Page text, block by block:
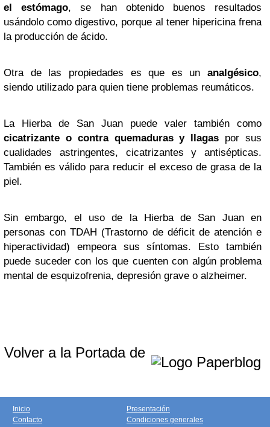
el estómago, se han obtenido buenos resultados
usándolo como digestivo, porque al tener hipericina frena
la producción de ácido.
Otra de las propiedades es que es un analgésico,
siendo utilizado para quien tiene problemas reumáticos.
La Hierba de San Juan puede valer también como
cicatrizante o contra quemaduras y llagas por sus
cualidades astringentes, cicatrizantes y antisépticas.
También es válido para reducir el exceso de grasa de la
piel.
Sin embargo, el uso de la Hierba de San Juan en
personas con TDAH (Trastorno de déficit de atención e
hiperactividad) empeora sus síntomas. Esto también
puede suceder con los que cuenten con algún problema
mental de esquizofrenia, depresión grave o alzheimer.
Volver a la Portada de
Inicio
Contacto
Presentación
Condiciones generales